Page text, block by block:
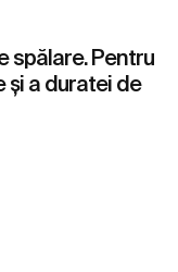
spălare. Pentru
a duratei de